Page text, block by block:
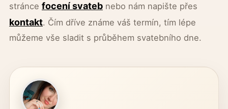
stránce focení svateb nebo nám napište přes
kontakt. Čím dříve známe váš termín, tím lépe
můžeme vše sladit s průběhem svatebního dne.